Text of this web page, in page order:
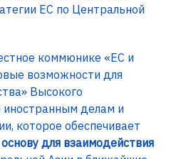
ЕС по Центральной
коммюнике «ЕС и
возможности для
Высокого
иностранным делам и
которое обеспечивает
для взаимодействия